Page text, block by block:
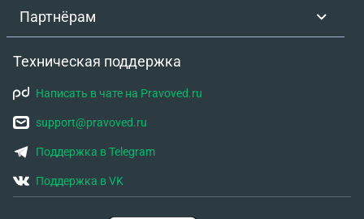
Партнёрам
Техническая поддержка
Написать в чате на Pravoved.ru
support@pravoved.ru
Поддержка в Telegram
Поддержка в VK